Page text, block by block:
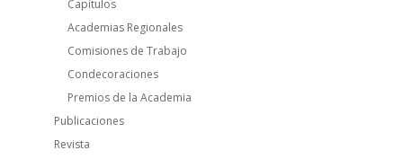
Capítulos
Academias Regionales
Comisiones de Trabajo
Condecoraciones
Premios de la Academia
Publicaciones
Revista